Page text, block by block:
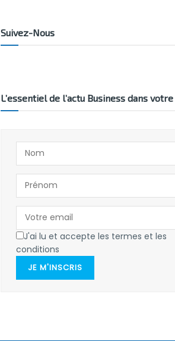
Suivez-Nous
L’essentiel de l’actu Business dans
J'ai lu et accepte les termes et les
conditions
JE M'INSCRIS